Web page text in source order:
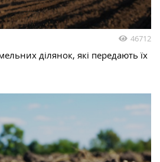
46712
ділянок, які передають їх